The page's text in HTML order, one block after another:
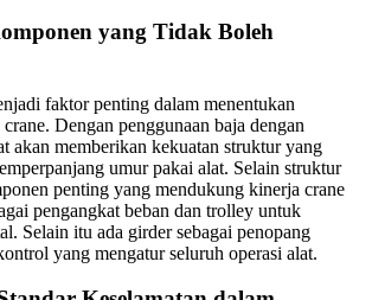
yang Tidak Boleh
faktor penting dalam menentukan
Dengan penggunaan baja dengan
akan memberikan kekuatan struktur yang
umur pakai alat. Selain struktur
penting yang mendukung kinerja crane
pengangkat beban dan trolley untuk
Selain itu ada girder sebagai penopang
yang mengatur seluruh operasi alat.